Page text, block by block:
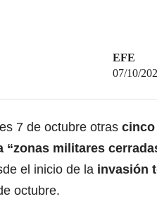
EFE
07/10/
7 de octubre otras cinco
“zonas militares
el inicio de la invasión
octubre.